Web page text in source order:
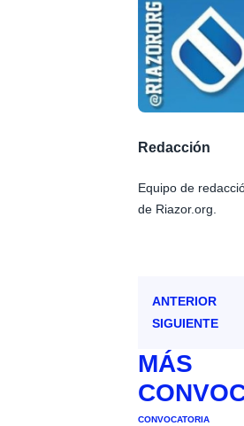
Redacción
Equipo de
de Riazor.org.
ANTERIOR
SIGUIENTE
MÁS
CONVOCATORIA